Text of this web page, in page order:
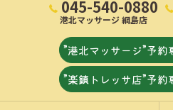
045-540-0880
港北マッサージ 綱島店
”港北マッサージ”予
”楽鎮トレッサ店”予